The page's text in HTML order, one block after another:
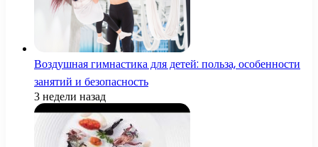
Воздушная гимнастика для детей: польза, особенности
занятий и безопасность
3 недели назад